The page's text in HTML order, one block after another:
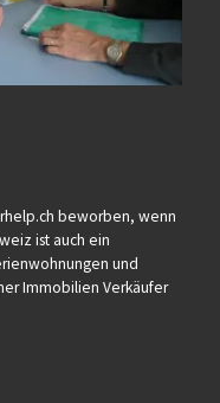
beworben, wenn
ist auch ein
und
Immobilien Verkäufer